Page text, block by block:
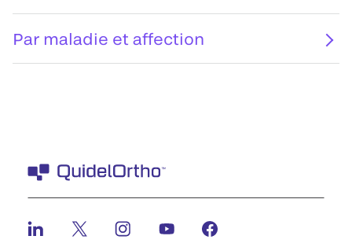
Par maladie et affection